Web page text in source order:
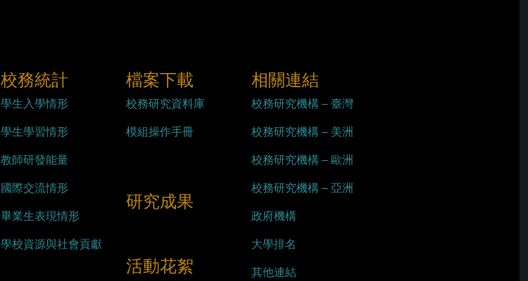
校務統計
學生入學情形
學生學習情形
教師研發能量
國際交流情形
畢業生表現情形
學校資源與社會貢獻
檔案下載
校務研究資料庫
模組操作手冊
研究成果
活動花絮
相關連結
校務研究機構 – 臺灣
校務研究機構 – 美洲
校務研究機構 – 歐洲
校務研究機構 – 亞洲
政府機構
大學排名
其他連結